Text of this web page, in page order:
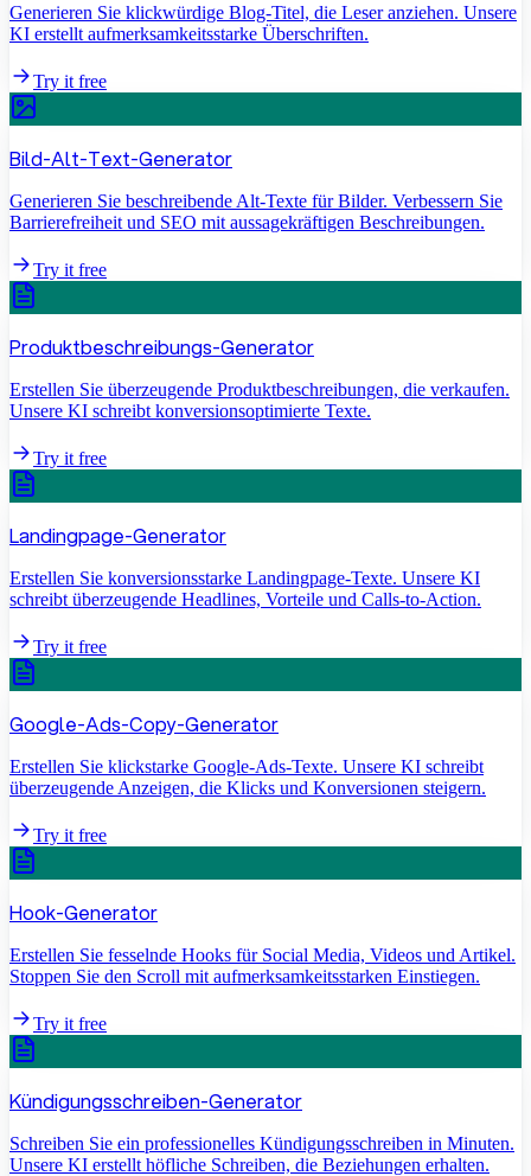
Generieren Sie klickwürdige Blog-Titel, die Leser anziehen. Unsere
KI erstellt aufmerksamkeitsstarke Überschriften.
Try it free
Bild-Alt-Text-Generator
Generieren Sie beschreibende Alt-Texte für Bilder. Verbessern Sie
Barrierefreiheit und SEO mit aussagekräftigen Beschreibungen.
Try it free
Produktbeschreibungs-Generator
Erstellen Sie überzeugende Produktbeschreibungen, die verkaufen.
Unsere KI schreibt konversionsoptimierte Texte.
Try it free
Landingpage-Generator
Erstellen Sie konversionsstarke Landingpage-Texte. Unsere KI
schreibt überzeugende Headlines, Vorteile und Calls-to-Action.
Try it free
Google-Ads-Copy-Generator
Erstellen Sie klickstarke Google-Ads-Texte. Unsere KI schreibt
überzeugende Anzeigen, die Klicks und Konversionen steigern.
Try it free
Hook-Generator
Erstellen Sie fesselnde Hooks für Social Media, Videos und Artikel.
Stoppen Sie den Scroll mit aufmerksamkeitsstarken Einstiegen.
Try it free
Kündigungsschreiben-Generator
Schreiben Sie ein professionelles Kündigungsschreiben in Minuten.
Unsere KI erstellt höfliche Schreiben, die Beziehungen erhalten.